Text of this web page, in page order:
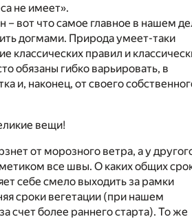
не имеет».
вот что самое главное в нашем
догмами. Природа умеет-таки
классических правил и
обязаны гибко варьировать, в
и, наконец, от своего
вещи!
от морозного ветра, а у
все швы. О каких общих
себе смело выходить за рамки
сроки вегетации (при нашем
счет более раннего старта). То же